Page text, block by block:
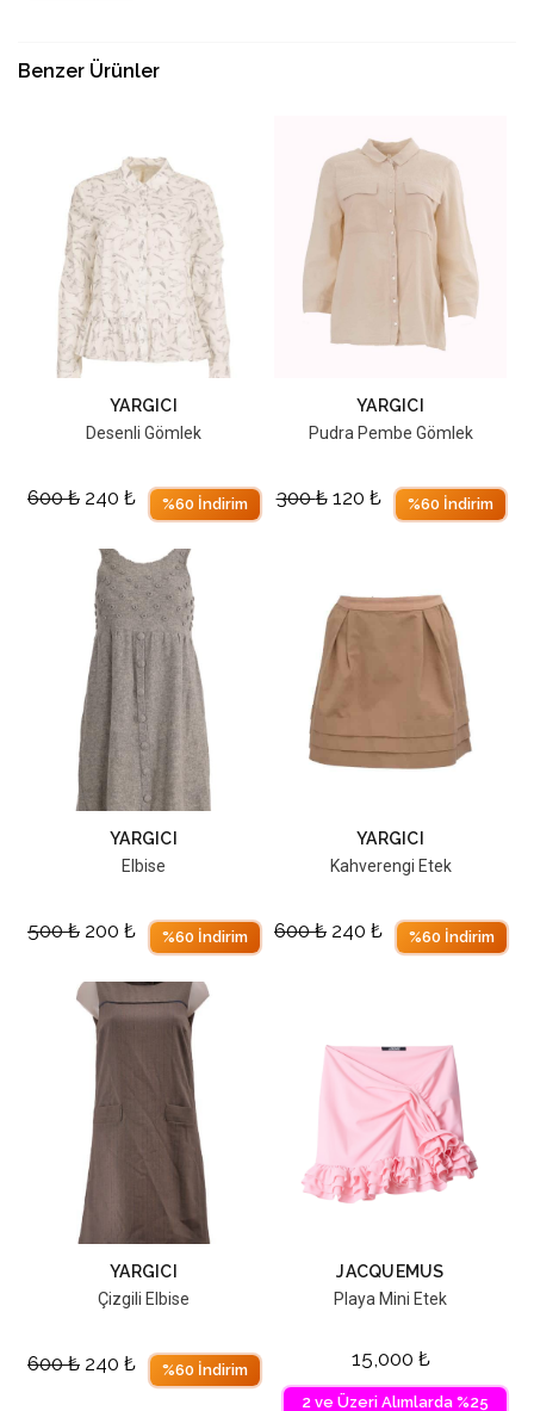
Benzer Ürünler
YARGICI
Desenli Gömlek
600₺ 240 ₺ %60 İndirim
YARGICI
Pudra Pembe Gömlek
300₺ 120 ₺ %60 İndirim
YARGICI
Elbise
500₺ 200 ₺ %60 İndirim
YARGICI
Kahverengi Etek
600₺ 240 ₺ %60 İndirim
YARGICI
Çizgili Elbise
600₺ 240 ₺ %60 İndirim
JACQUEMUS
Playa Mini Etek
15,000 ₺
2 ve Üzeri Alımlarda %25